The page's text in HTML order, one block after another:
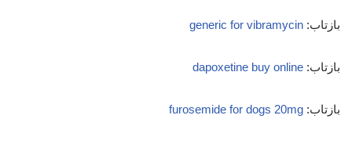
بازتاب: generic for vibramycin
بازتاب: dapoxetine buy online
بازتاب: furosemide for dogs 20mg